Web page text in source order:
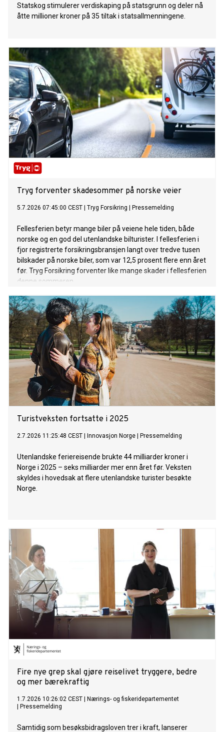
Statskog stimulerer verdiskaping på statsgrunn og deler nå
åtte millioner kroner på 35 tiltak i statsallmenningene.
Tryg forventer skadesommer på norske veier
5.7.2026 07:45:00 CEST Tryg Forsikring Pressemelding
Fellesferien betyr mange biler på veiene hele tiden, både
norske og en god del utenlandske bilturister. I fellesferien i
fjor registrerte forsikringsbransjen langt over tredve tusen
bilskader på norske biler, som var 12,5 prosent flere enn året
før. Tryg Forsikring forventer like mange skader i fellesferien
denne sommeren.
Turistveksten fortsatte i 2025
2.7.2026 11:25:48 CEST Innovasjon Norge Pressemelding
Utenlandske feriereisende brukte 44 milliarder kroner i
Norge i 2025 – seks milliarder mer enn året før. Veksten
skyldes i hovedsak at flere utenlandske turister besøkte
Norge.
Fire nye grep skal gjøre reiselivet tryggere, bedre
og mer bærekraftig
1.7.2026 10:26:02 CEST
Nærings- og fiskeridepartementet
Pressemelding
Samtidig som besøksbidragsloven trer i kraft, lanserer